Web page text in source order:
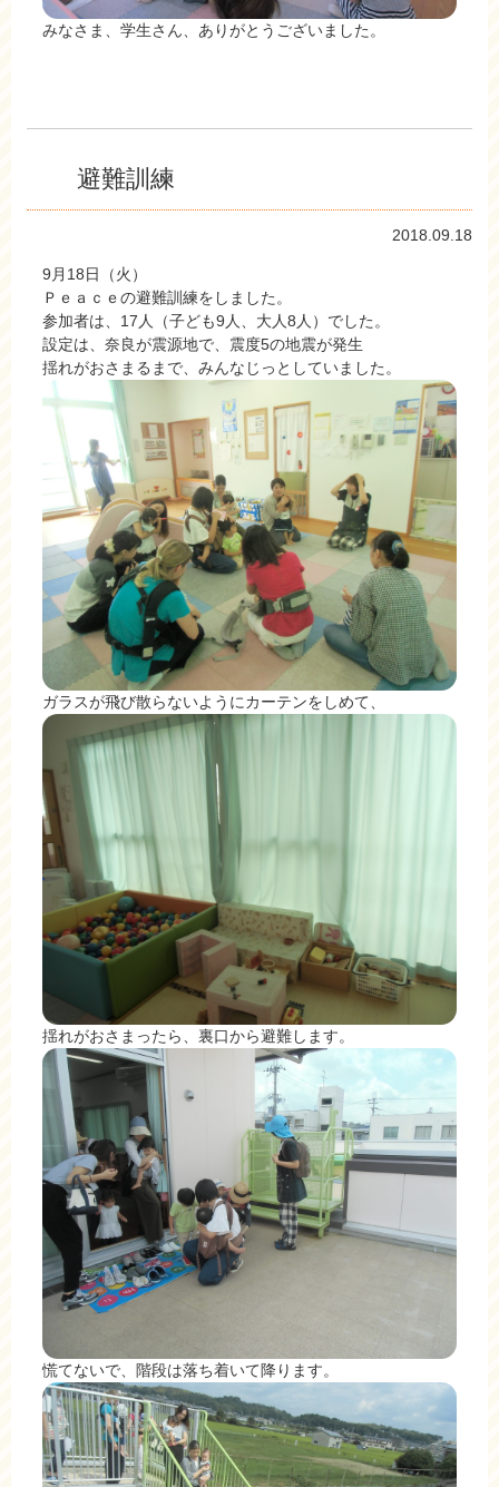
みなさま、学生さん、ありがとうございました。
避難訓練
2018.09.18
9月18日（火）
Ｐｅａｃｅの避難訓練をしました。
参加者は、17人（子ども9人、大人8人）でした。
設定は、奈良が震源地で、震度5の地震が発生
揺れがおさまるまで、みんなじっとしていました。
ガラスが飛び散らないようにカーテンをしめて、
揺れがおさまったら、裏口から避難します。
慌てないで、階段は落ち着いて降ります。